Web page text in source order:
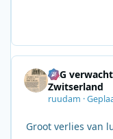
SRG
Zwitserland
ruudam ·
Groot verlies van